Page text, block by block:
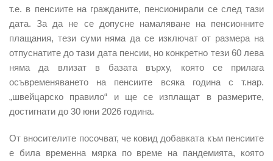
т.е. в пенсиите на гражданите, пенсионирали се след тази
дата. За да не се допусне намаляване на пенсионните
плащания, тези суми няма да се изключат от размера на
отпуснатите до тази дата пенсии, но конкретно тези 60 лева
няма да влизат в базата върху, която се прилага
осъвременяването на пенсиите всяка година с т.нар.
„швейцарско правило“ и ще се изплащат в размерите,
достигнати до 30 юни 2026 година.
От вносителите посочват, чековид добавката към пенсиите
е била временна мярка по време на пандемията, която